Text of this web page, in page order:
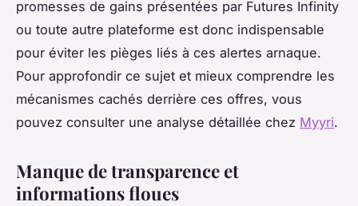
promesses de gains présentées par Futures Infinity
ou toute autre plateforme est donc indispensable
pour éviter les pièges liés à ces alertes arnaque.
Pour approfondir ce sujet et mieux comprendre les
mécanismes cachés derrière ces offres, vous
pouvez consulter une analyse détaillée chez Myyri.
Manque de transparence et
informations floues